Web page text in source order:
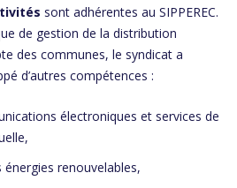
sont adhérentes au SIPPEREC.
de gestion de la distribution
des communes, le syndicat a
d’autres compétences :
électroniques et services de
renouvelables,